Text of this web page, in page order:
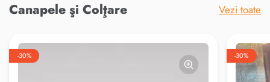
Canapele şi Colţare Vezi toate
-30% -30%